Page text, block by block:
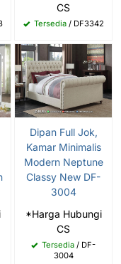
CS
Tersedia/ DF3342
Dipan Full Jok,
Kamar Minimalis
Modern Neptune
Classy New DF-
3004
*Harga Hubungi
CS
Tersedia / DF-
3004